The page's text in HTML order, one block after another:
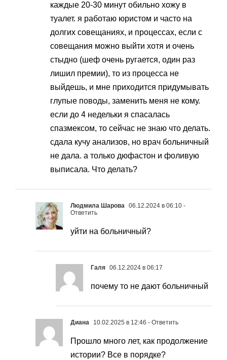
каждые 20-30 минут обильно хожу в
туалет. я работаю юристом и часто на
долгих совещаниях, и процессах, если с
совещания можно выйти хотя и очень
стыдно (шеф очень ругается, один раз
лишил премии), то из процесса не
выйдешь, и мне приходится придумывать
глупые поводы, заменить меня не кому.
если до 4 недельки я спасалась
спазмексом, то сейчас не знаю что делать.
сдала кучу анализов, но врач больничный
не дала. а только дюфастон и фоливую
выписала. Что делать?
Людмила Шарова 06.12.2024 в 06:10 -
Ответить
уйти на больничный?
Галя 06.12.2024 в 06:17
почему то не дают больничный
Диана 10.02.2025 в 12:46 - Ответить
Прошло много лет, как продолжение
истории? Все в порядке?